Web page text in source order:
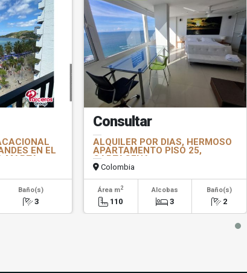
EN EL
MARTA
Baño(s)
3
Consultar
ALQUILER POR DIAS, HERMOSO
APARTAMENTO PISO 25,
CARTAGENA
Colombia
Área m2
110
Alcobas
3
Baño(s)
2